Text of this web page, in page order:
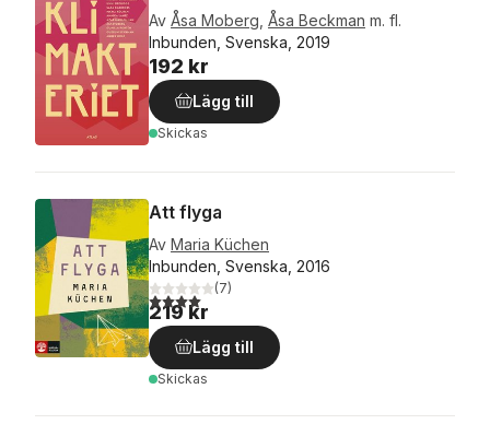
Av Åsa Moberg Åsa Beckman m. fl.
Inbunden, Svenska, 2019
192 kr
Lägg till
Skickas
Att flyga
Av Maria Küchen
Inbunden, Svenska, 2016
4,0utav 5 stjärnor. Totalt antal röster:
(7)
219 kr
Lägg till
Skickas